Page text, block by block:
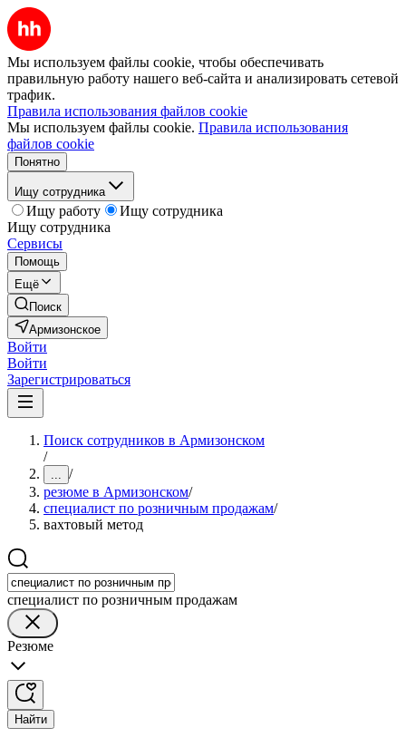
Мы используем файлы cookie, чтобы обеспечивать
правильную работу нашего веб-сайта и анализировать сетевой
трафик.
Правила использования файлов cookie
Мы используем файлы cookie. Правила использования
файлов cookie
Понятно
Ищу сотрудника
Ищу работу
Ищу сотрудника
Ищу сотрудника
Сервисы
Помощь
Ещё
Поиск
Армизонское
Войти
Войти
Зарегистрироваться
Поиск сотрудников в Армизонском
/
... /
резюме в Армизонском/
специалист по розничным продажам/
вахтовый метод
специалист по розничным продажам
Резюме
Найти